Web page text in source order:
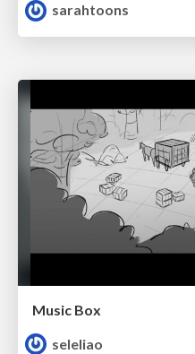
sarahtoons
Music Box
seleliao